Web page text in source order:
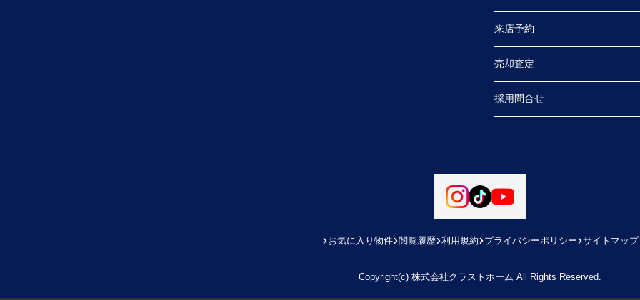
来店予約
売却査定
採用問合せ
お気に入り物件 閲覧履歴 利用規約 プライバシーポリシー サイトマップ
Copyright(c) 株式会社クラストホーム All Rights Reserved.